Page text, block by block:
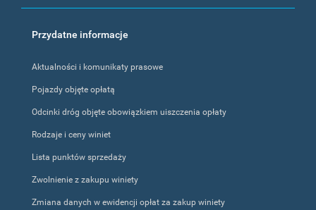
Footer
Przydatne informacje
Aktualności i komunikaty prasowe
Pojazdy objęte opłatą
Odcinki dróg objęte obowiązkiem uiszczenia opłaty
Rodzaje i ceny winiet
Lista punktów sprzedaży
Zwolnienie z zakupu winiety
Zmiana danych w ewidencji opłat za zakup winiety